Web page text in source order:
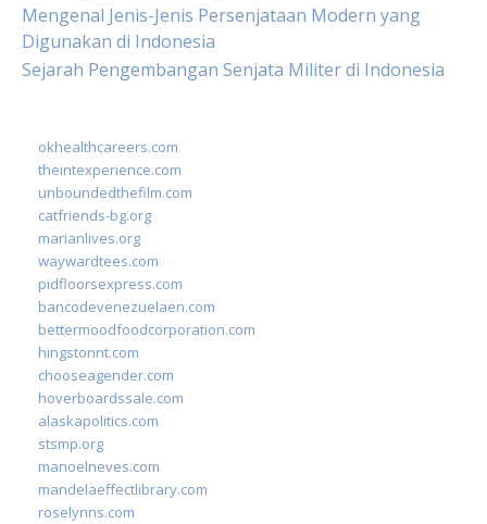
Mengenal Jenis-Jenis Persenjataan Modern yang
Digunakan di Indonesia
Sejarah Pengembangan Senjata Militer di Indonesia
okhealthcareers.com
theintexperience.com
unboundedthefilm.com
catfriends-bg.org
marianlives.org
waywardtees.com
pidfloorsexpress.com
bancodevenezuelaen.com
bettermoodfoodcorporation.com
hingstonnt.com
chooseagender.com
hoverboardssale.com
alaskapolitics.com
stsmp.org
manoelneves.com
mandelaeffectlibrary.com
roselynns.com